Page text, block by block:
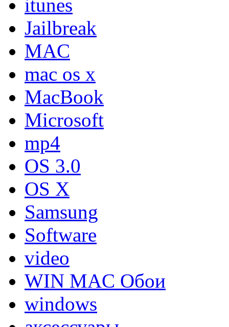
itunes
Jailbreak
MAC
mac os x
MacBook
Microsoft
mp4
OS 3.0
OS X
Samsung
Software
video
WIN MAC Обои
windows